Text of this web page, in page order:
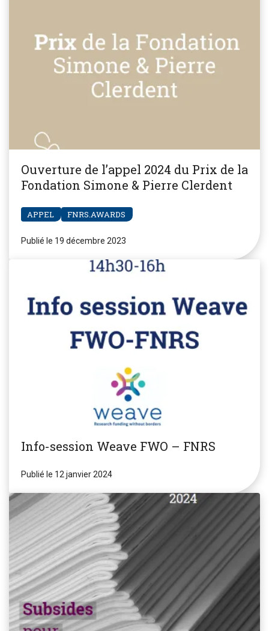
Ouverture de l’appel 2024 du Prix de la
Fondation Simone & Pierre Clerdent
APPEL FNRS.AWARDS
Publié le 19 décembre 2023
Info-session Weave FWO – FNRS
Publié le 12 janvier 2024